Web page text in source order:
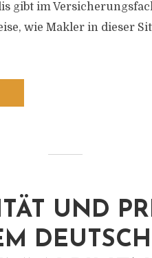
gibt im
wie Makler in dieser
UND